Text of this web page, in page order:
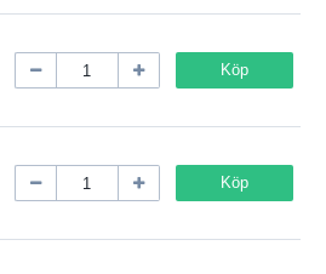
Köp
Köp